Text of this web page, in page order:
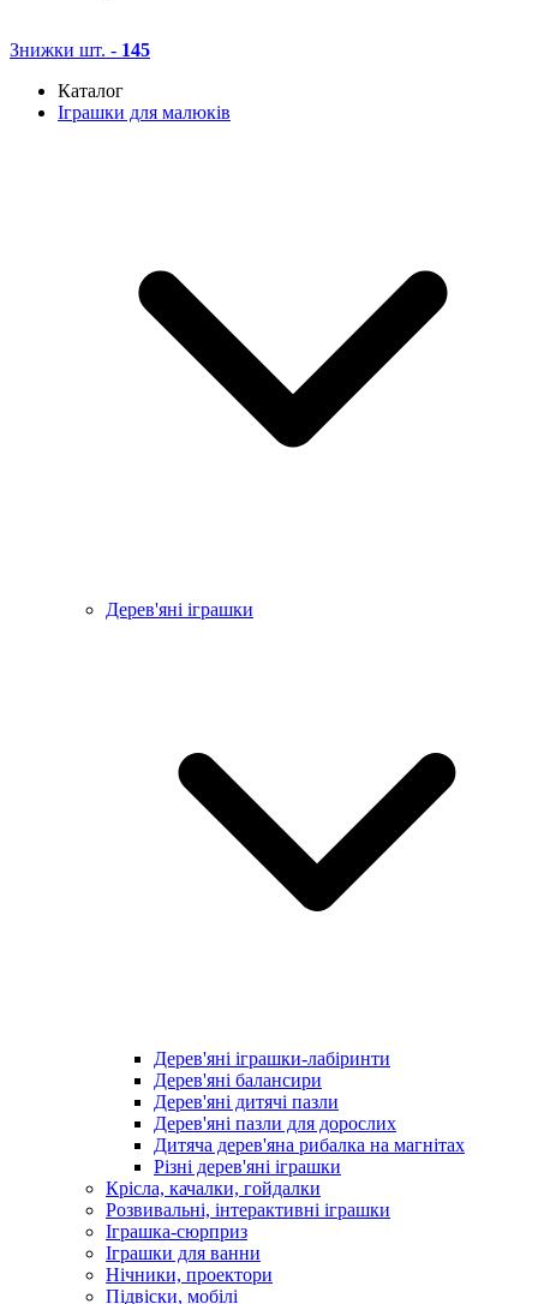
Знижки шт. - 145
Каталог
Іграшки для малюків
Дерев'яні іграшки
Дерев'яні іграшки-лабіринти
Дерев'яні балансири
Дерев'яні дитячі пазли
Дерев'яні пазли для дорослих
Дитяча дерев'яна рибалка на магнітах
Різні дерев'яні іграшки
Крісла, качалки, гойдалки
Розвивальні, інтерактивні іграшки
Іграшка-сюрприз
Іграшки для ванни
Нічники, проектори
Підвіски, мобілі